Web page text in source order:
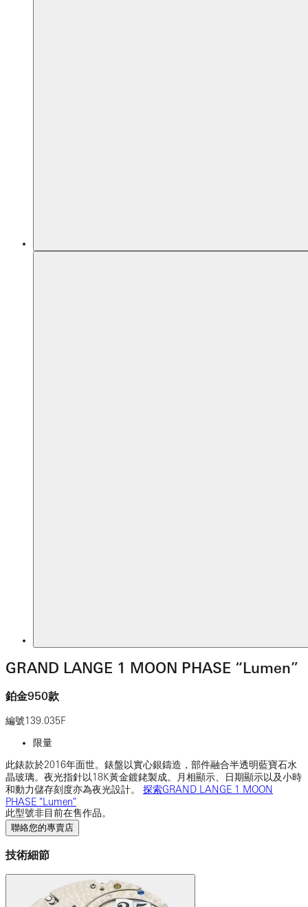
GRAND LANGE 1 MOON PHASE “Lumen”
鉑金950款
編號139.035F
限量
此錶款於2016年面世。錶盤以實心銀鑄造，部件融合半透明藍寶石水
晶玻璃。夜光指針以18K黃金鍍銠製成。月相顯示、日期顯示以及小時
和動力儲存刻度亦為夜光設計。 探索GRAND LANGE 1 MOON
PHASE "Lumen"
此型號非目前在售作品。
聯絡您的專賣店
技術細節